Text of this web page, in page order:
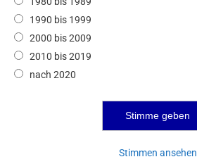
1990 bis 1999
2000 bis 2009
2010 bis 2019
nach 2020
Stimmen ansehen